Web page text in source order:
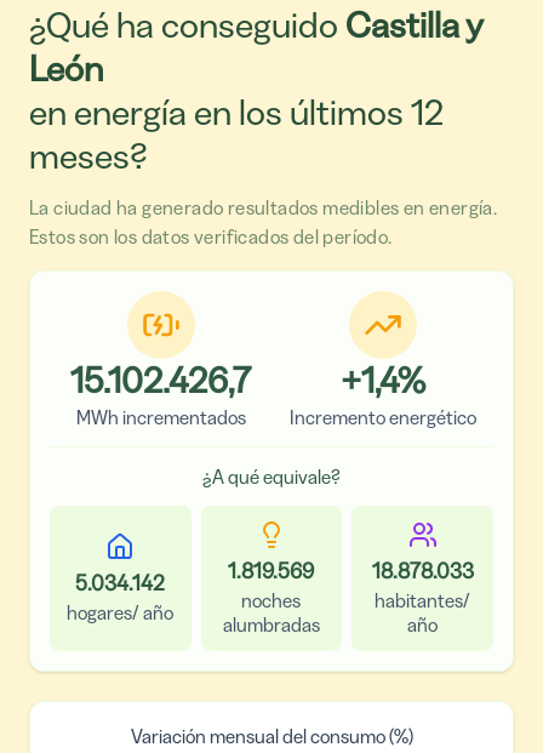
¿Qué ha conseguido Castilla y
León
en energía en los últimos 12
meses?
La ciudad ha generado resultados medibles en energía.
Estos son los datos verificados del período.
15.102.426,7
MWh incrementados
+1,4%
Incremento energético
¿A qué equivale?
5.034.142
hogares/ año
1.819.569
noches
alumbradas
18.878.033
habitantes/
año
Variación mensual del consumo (%)